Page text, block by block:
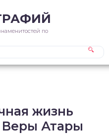
по
жизнь
Атары